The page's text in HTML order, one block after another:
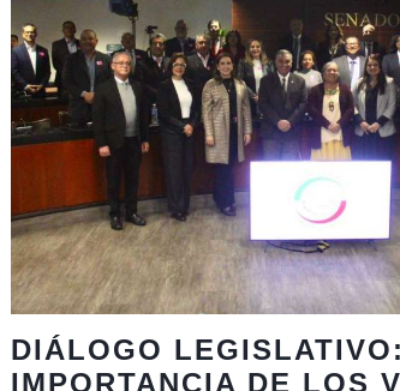
DIÁLOGO
IMPORTANCIA DE LOS